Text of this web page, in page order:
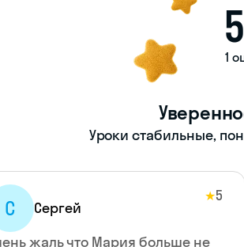
1
Уроки стабильные,
С Сергей
★5
жаль что Мария больше не